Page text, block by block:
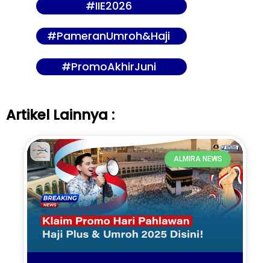
#IIE2026
#PameranUmroh&Haji
#PromoAkhirJuni
Artikel Lainnya :
ALMIRA NEWS